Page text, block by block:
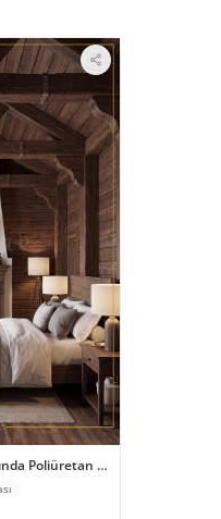
Poliüretan Kiriş Dekorasyonu